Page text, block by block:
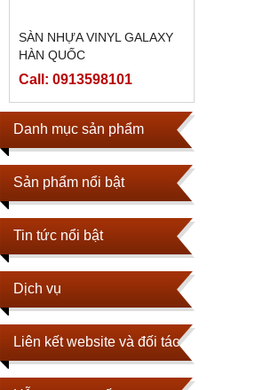
Danh mục sản phẩm
Sản phẩm nổi bật
Tin tức nổi bật
Dịch vụ
Liên kết website và đối tác
SÀN NHỰA VINYL GALAXY
HÀN QUỐC
Call: 0913598101